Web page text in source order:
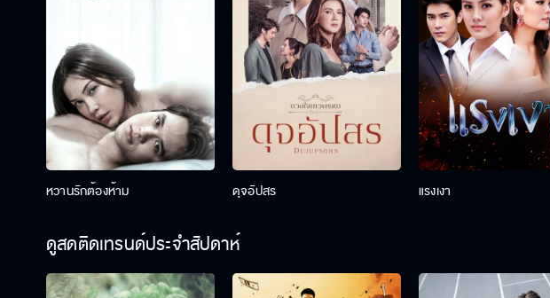
หวานรักต้องห้าม ดุจอัปสร แรงเงา
ดูสดติดเทรนด์ประจำสัปดาห์